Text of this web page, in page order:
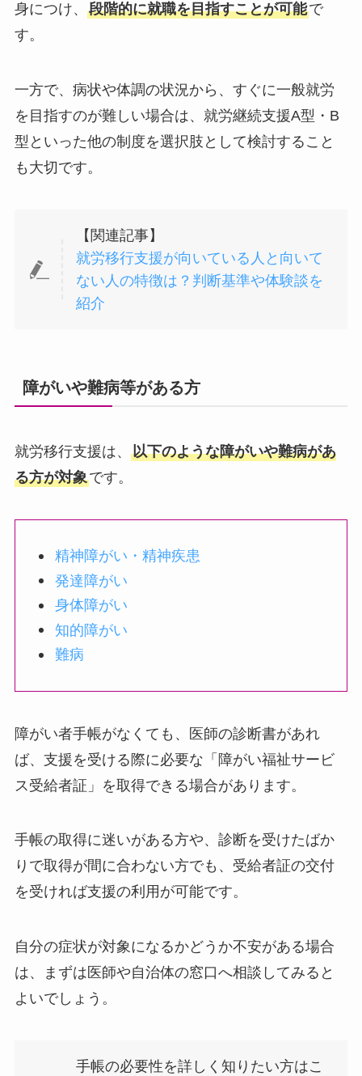
身につけ、 段階的に就職を目指すことが可能で
す。
一方で、病状や体調の状況から、すぐに一般就労
を目指すのが難しい場合は、就労継続支援A型・B
型といった他の制度を選択肢として検討すること
も大切です。
【関連記事】
就労移行支援が向いている人と向いて
ない人の特徴は？判断基準や体験談を
紹介
障がいや難病等がある方
就労移行支援は、 以下のような障がいや難病があ
る方が対象です。
精神障がい・精神疾患
発達障がい
身体障がい
知的障がい
難病
障がい者手帳がなくても、医師の診断書があれ
ば、支援を受ける際に必要な「障がい福祉サービ
ス受給者証」を取得できる場合があります。
手帳の取得に迷いがある方や、診断を受けたばか
りで取得が間に合わない方でも、受給者証の交付
を受ければ支援の利用が可能です。
自分の症状が対象になるかどうか不安がある場合
は、まずは医師や自治体の窓口へ相談してみると
よいでしょう。
手帳の必要性を詳しく知りたい方はこ